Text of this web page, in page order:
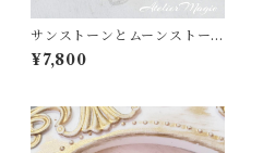
サンストーンとムーンストー
ンのペンダントトップ
¥7,800